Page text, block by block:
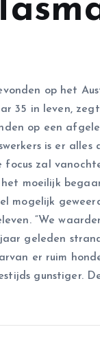
op het
35 in leven,
op een
is er
focus zal
moeilijk
mogelijk
“We
geleden
er ruim
gunstiger.